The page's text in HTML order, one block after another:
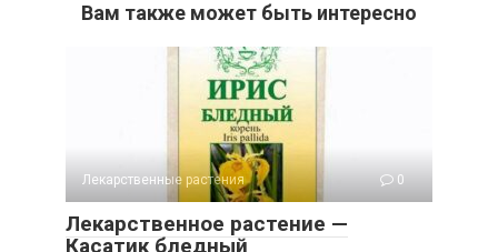
Вам также может быть интересно
Лекарственные растения 0
Лекарственное растение —
Касатик бледный